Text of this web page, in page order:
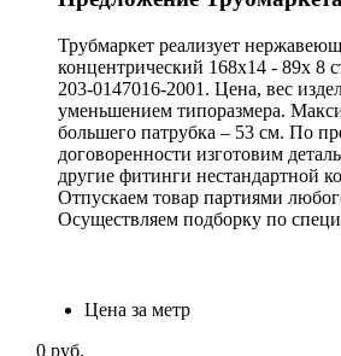
Трубмаркет реализует
концентрический 168х14 - 89х
203-0147016-2001. Цена, вес
уменьшением типоразмера.
большего патрубка – 53 см. По
договоренности изготовим
другие фитинги нестандартной
Отпускаем товар партиями
Осуществляем подборку по
Цена за метр
0 руб.